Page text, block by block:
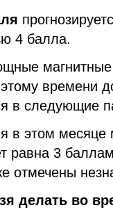
4 балла.
магнитные
времени
в следующие
в этом месяце
равна 3
отмечены
делать во